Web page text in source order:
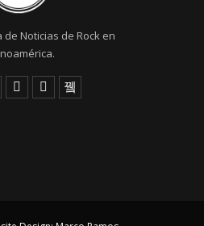
de Noticias de Rock en